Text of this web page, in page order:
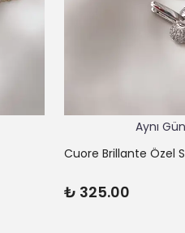
Aynı
Cuore Brillante Özel
₺ 325.00